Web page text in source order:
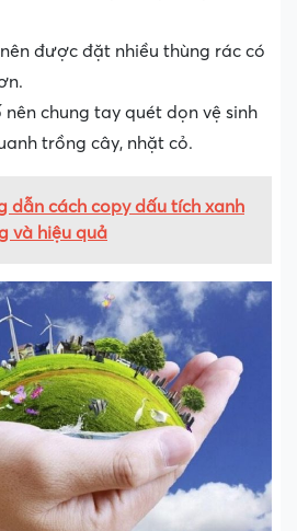
được đặt nhiều thùng rác có
chung tay quét dọn vệ sinh
trồng cây, nhặt cỏ.
dẫn cách copy dấu tích xanh
và hiệu quả